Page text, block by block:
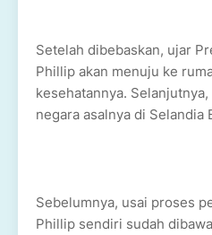
Setelah dibebaskan, ujar
Phillip akan menuju ke
kesehatannya.
negara asalnya di Selandia
Sebelumnya, usai proses
Phillip sendiri sudah